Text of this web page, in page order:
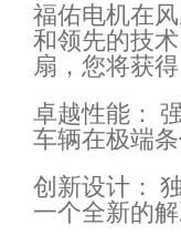
福佑电机在
和领先的技
扇，您将获得
卓越性能：
车辆在极端条
创新设计：
一个全新的